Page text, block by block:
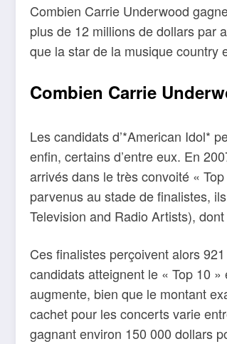
Combien Carrie Underwood
plus de 12 millions de dollars par
que la star de la musique country
Combien Carrie
Les candidats d’*American Idol*
enfin, certains d’entre eux. En
arrivés dans le très convoité «
parvenus au stade de finalistes,
Television and Radio Artists),
Ces finalistes perçoivent alors
candidats atteignent le « Top 10
augmente, bien que le montant
cachet pour les concerts varie
gagnant environ 150 000 dollars